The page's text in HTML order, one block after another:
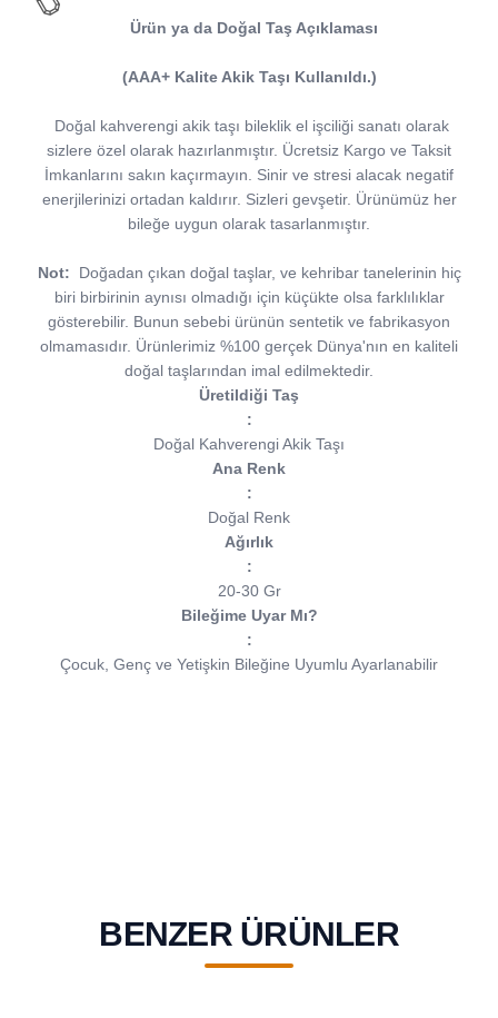
Ürün ya da Doğal Taş Açıklaması
(AAA+ Kalite Akik Taşı Kullanıldı.)
Doğal kahverengi akik taşı bileklik el işciliği sanatı olarak
sizlere özel olarak hazırlanmıştır. Ücretsiz Kargo ve Taksit
İmkanlarını sakın kaçırmayın. Sinir ve stresi alacak negatif
enerjilerinizi ortadan kaldırır. Sizleri gevşetir. Ürünümüz her
bileğe uygun olarak tasarlanmıştır.
Not:
Doğadan çıkan doğal taşlar, ve kehribar tanelerinin hiç
biri birbirinin aynısı olmadığı için küçükte olsa farklılıklar
gösterebilir. Bunun sebebi ürünün sentetik ve fabrikasyon
olmamasıdır. Ürünlerimiz %100 gerçek Dünya'nın en kaliteli
doğal taşlarından imal edilmektedir.
Üretildiği Taş
:
Doğal Kahverengi Akik Taşı
Ana Renk
:
Doğal Renk
Ağırlık
:
20-30 Gr
Bileğime Uyar Mı?
:
Çocuk, Genç ve Yetişkin Bileğine Uyumlu Ayarlanabilir
BENZER ÜRÜNLER